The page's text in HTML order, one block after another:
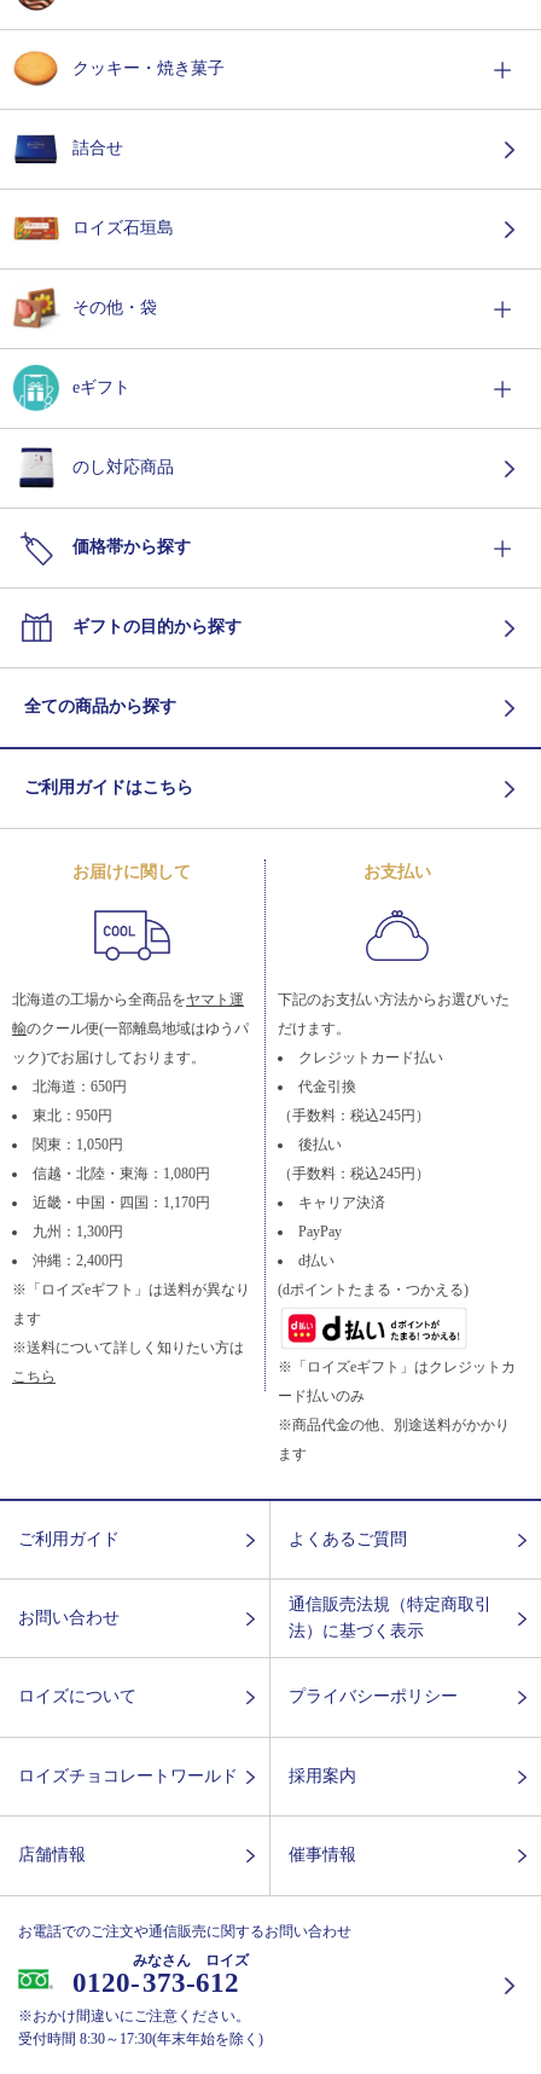
クッキー・焼き菓子
詰合せ
ロイズ石垣島
その他・袋
eギフト
のし対応商品
価格帯から探す
ギフトの目的から探す
全ての商品から探す
ご利用ガイドはこちら
お届けに関して
北海道の工場から全商品をヤマト運
輸のクール便(一部離島地域はゆうパ
ック)でお届けしております。
北海道：650円
東北：950円
関東：1,050円
信越・北陸・東海：1,080円
近畿・中国・四国：1,170円
九州：1,300円
沖縄：2,400円
※「ロイズeギフト」は送料が異なり
ます
※送料について詳しく知りたい方は
こちら
お支払い
下記のお支払い方法からお選びいた
だけます。
クレジットカード払い
代金引換
（手数料：税込245円）
後払い
（手数料：税込245円）
キャリア決済
PayPay
d払い
(dポイントたまる・つかえる)
※「ロイズeギフト」はクレジットカ
ード払いのみ
※商品代金の他、別途送料がかかり
ます
ご利用ガイド よくあるご質問
お問い合わせ
通信販売法規（特定商取引
法）に基づく表示
ロイズについて プライバシーポリシー
ロイズチョコレートワールド 採用案内
店舗情報 催事情報
お電話でのご注文や通信販売に関するお問い合わせ
0120-373-612
みなさん ロイズ
※おかけ間違いにご注意ください。
受付時間 8:30～17:30(年末年始を除く)